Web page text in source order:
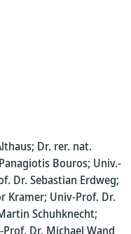
Dr. rer. nat.
Bouros; Univ.-
Dr. Sebastian Erdweg;
Kramer; Univ-Prof. Dr.
Schuhknecht;
Dr. Michael Wand